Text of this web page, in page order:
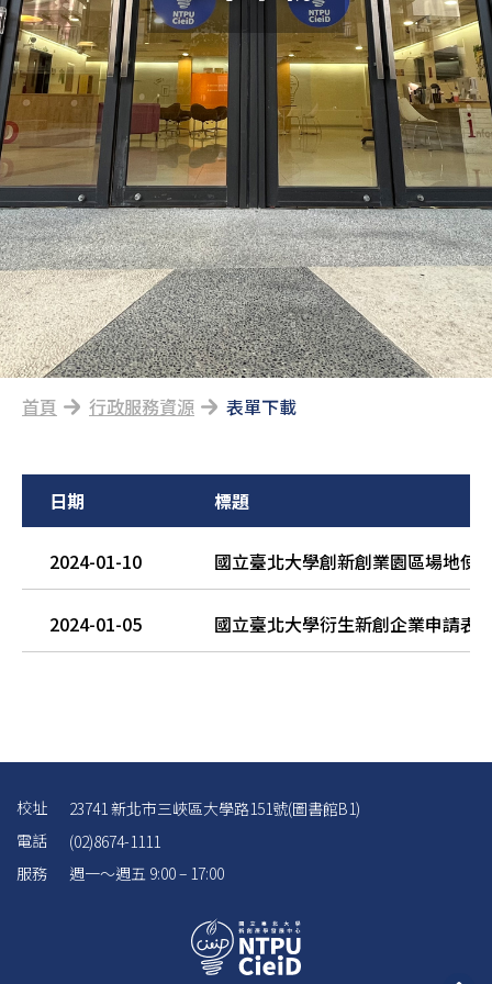
首頁 行政服務資源 表單下載
日期 標題
2024-01-10 國立臺北大學創新創業園區場地使
2024-01-05 國立臺北大學衍生新創企業申請表
校址
23741 新北市三峽區大學路151號(圖書館B1)
電話
(02)8674-1111
服務
週一～週五 9:00 – 17:00